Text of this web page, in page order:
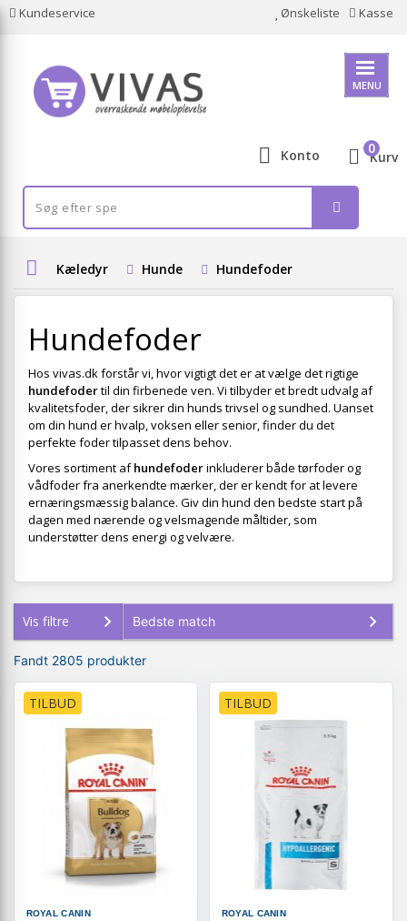
Kundeservice Ønskeliste Kasse
MENU
Konto Kurv
0
Kæledyr Hunde Hundefoder
Hundefoder
Hos vivas.dk forstår vi, hvor vigtigt det er at vælge det rigtige
hundefodertil din firbenede ven. Vi tilbyder et bredt udvalg af
kvalitetsfoder, der sikrer din hunds trivsel og sundhed. Uanset
om din hund er hvalp, voksen eller senior, finder du det
perfekte foder tilpasset dens behov.
Vores sortiment afhundefoderinkluderer både tørfoder og
vådfoder fra anerkendte mærker, der er kendt for at levere
ernæringsmæssig balance. Giv din hund den bedste start på
dagen med nærende og velsmagende måltider, som
understøtter dens energi og velvære.
Vis filtre
Fandt 2805 produkter
TILBUD
ROYAL CANIN
TILBUD
ROYAL CANIN